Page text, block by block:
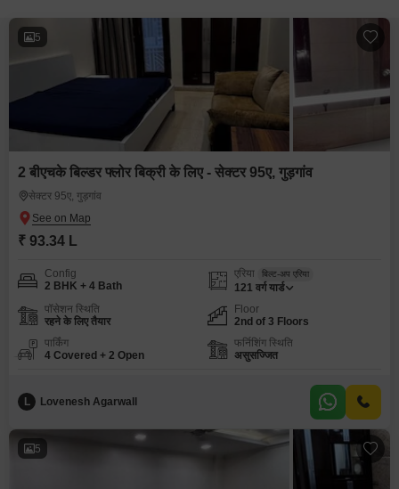
5
2 बीएचके बिल्डर फ्लोर बिक्री के लिए - सेक्टर 95ए, गुड़गांव
सेक्टर 95ए, गुड़गांव
₹ 93.34 L
Config
2 BHK + 4 Bath
एरिया बिल्ट-अप एरिया
121 वर्ग यार्ड
पॉसेशन स्थिति
रहने के लिए तैयार
Floor
2nd of 3 Floors
पार्किंग
4 Covered + 2 Open
फर्निशिंग स्थिति
असुसज्जित
L Lovenesh Agarwall
5